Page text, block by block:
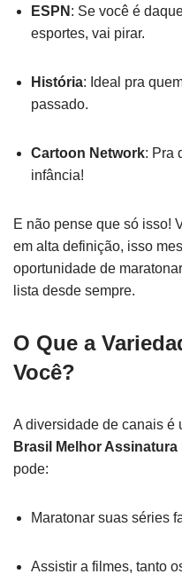
ESPN : Se você é
esportes, vai pirar.
História: Ideal pra
passado.
Cartoon Network: Pra
infância!
E não pense que só isso!
em alta definição, isso
oportunidade de
lista desde sempre.
O Que a
Você?
A diversidade de canais é
Brasil Melhor Assinatura
pode:
Maratonar suas séries
Assistir a filmes, tanto